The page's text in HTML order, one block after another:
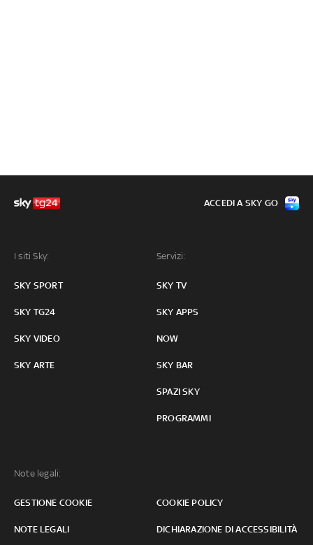
I siti Sky:
SKY SPORT
SKY TG24
SKY VIDEO
SKY ARTE
Servizi:
SKY TV
SKY APPS
NOW
SKY BAR
SPAZI SKY
PROGRAMMI
Note legali:
GESTIONE COOKIE COOKIE POLICY
NOTE LEGALI DICHIARAZIONE DI ACCESSIBILITÀ
ACCEDI A SKY GO